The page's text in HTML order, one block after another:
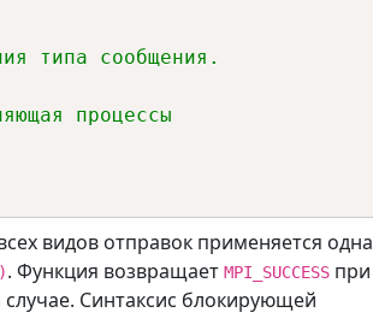
типа сообщения.
процессы
видов отправок применяется одна
. Функция возвращает MPI_SUCCESS при
Синтаксис блокирующей